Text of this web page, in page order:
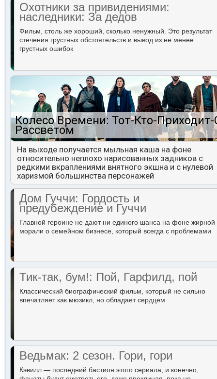
Охотники за привидениями:
наследники: За дедов
Фильм, столь же хороший, сколько ненужный. Это результат
стечения грустных обстоятельств и вывод из не менее
грустных ошибок
Колесо Времени: Тот-Кто-
Рассветом
На выходе получается мыльная каша на фоне
относительно неплохо нарисованных задников с
редкими вкраплениями внятного экшна и с нулевой
харизмой большинства персонажей
Дом Гуччи: Гордость и
предубеждение и Гуччи
Главной героине не дают ни единого шанса на фоне жирной
морали о семейном бизнесе, который всегда с проблемами
Тик-так, бум!: Пой, Гарфилд, пой
Классический биографический фильм, который не сильно
впечатляет как мюзикл, но обладает сердцем
Ведьмак: 2 сезон. Гори, гори
Кэвилл — последний бастион этого сериала, и конечно,